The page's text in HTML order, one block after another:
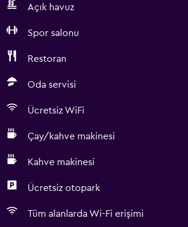
Açık havuz
Spor salonu
Restoran
Oda servisi
Ücretsiz WiFi
Çay/kahve makinesi
Kahve makinesi
Ücretsiz otopark
Tüm alanlarda Wi-Fi erişimi